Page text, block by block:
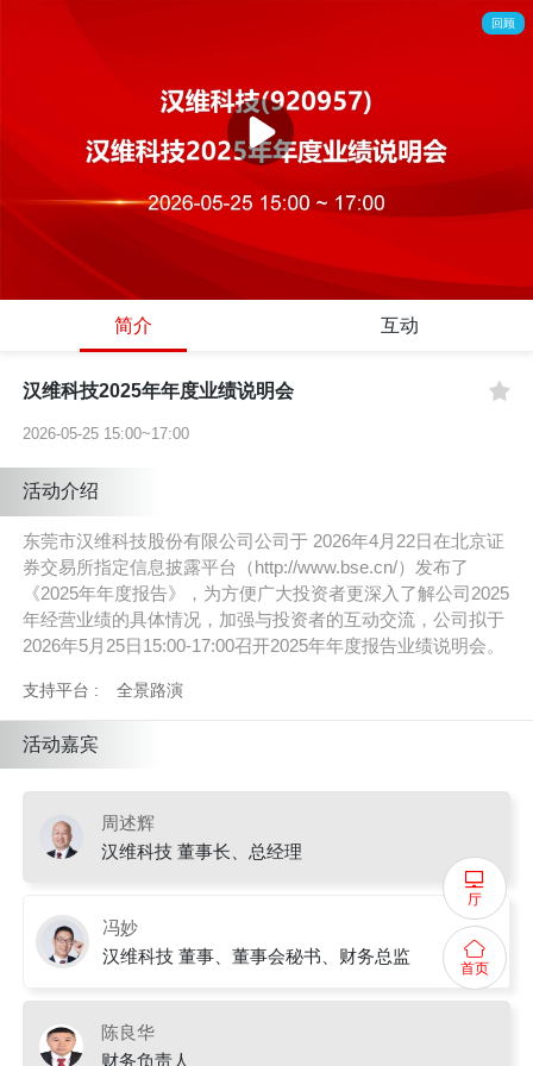
回顾
简介 互动
汉维科技2025年年度业绩说明会
2026-05-25 15:00~17:00
活动介绍
东莞市汉维科技股份有限公司公司于 2026年4月22日在北京证
券交易所指定信息披露平台（http://www.bse.cn/）发布了
《2025年年度报告》，为方便广大投资者更深入了解公司2025
年经营业绩的具体情况，加强与投资者的互动交流，公司拟于
2026年5月25日15:00-17:00召开2025年年度报告业绩说明会。
支持平台 : 全景路演
活动嘉宾
周述辉
汉维科技 董事长、总经理
冯妙
汉维科技 董事、董事会秘书、财务总监
陈良华
财务负责人
厅
首页